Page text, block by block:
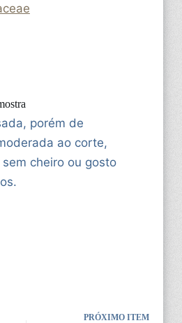
porém de
ao corte,
cheiro ou gosto
PRÓXIMO ITEM